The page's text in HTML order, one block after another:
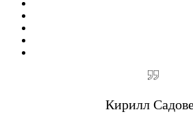
Кирилл